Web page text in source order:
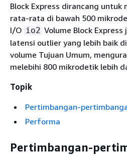
Block Express dirancang untuk
rata-rata di bawah 500
I/O io2 Volume Block
latensi outlier yang lebih baik
volume Tujuan Umum,
melebihi 800 mikrodetik lebih
Topik
Pertimbangan-
Performa
Pertimbangan-